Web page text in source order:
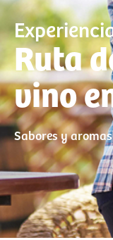
Ruta
vino
Sabores y